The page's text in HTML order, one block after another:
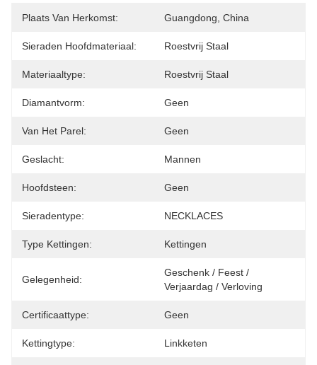
Plaats Van Herkomst: Guangdong, China
Sieraden Hoofdmateriaal: Roestvrij Staal
Materiaaltype: Roestvrij Staal
Diamantvorm: Geen
Van Het Parel: Geen
Geslacht: Mannen
Hoofdsteen: Geen
Sieradentype: NECKLACES
Type Kettingen: Kettingen
Gelegenheid:
Geschenk / Feest /
Verjaardag / Verloving
Certificaattype: Geen
Kettingtype: Linkketen